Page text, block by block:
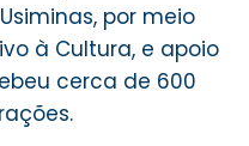
por meio
à Cultura, e apoio
cerca de 600